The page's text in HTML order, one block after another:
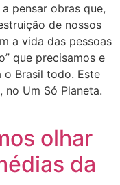
pensar obras que,
de nossos
a vida das pessoas
que precisamos e
o Brasil todo. Este
Um Só Planeta.
olhar
da